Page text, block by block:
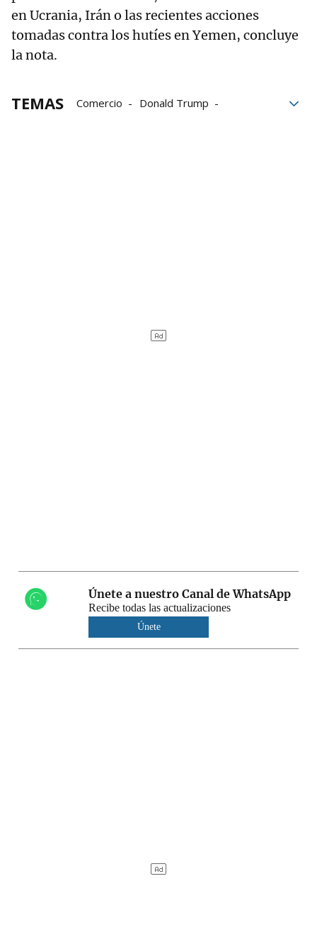
en Ucrania, Irán o las recientes acciones
tomadas contra los hutíes en Yemen, concluye
la nota.
TEMAS Comercio
Donald Trump
Únete a nuestro Canal de WhatsApp
Recibe todas las actualizaciones
Únete